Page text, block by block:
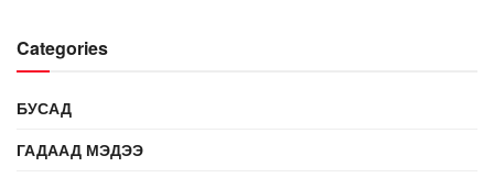
Categories
БУСАД
ГАДААД МЭДЭЭ